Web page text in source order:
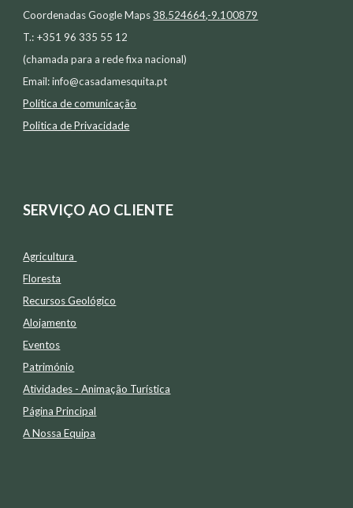
Coordenadas Google Maps38.524664,-9.100879
T.: +351 96 335 55 12
(chamada para a rede fixa nacional)
Email:info@casadamesquita.pt
Política de comunicação
Politica de Privacidade
SERVIÇO AO CLIENTE
Agricultura
Floresta
Recursos Geológico
Alojamento
Eventos
Património
Atividades -Animação Turística
Página Principal
A Nossa Equipa